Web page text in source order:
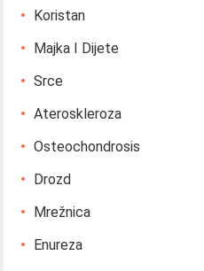
Koristan
Majka I Dijete
Srce
Ateroskleroza
Osteochondrosis
Drozd
Mrežnica
Enureza